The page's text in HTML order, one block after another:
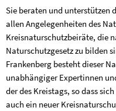
Sie beraten und unterstützen
allen Angelegenheiten des
Kreisnaturschutzbeiräte, die
Naturschutzgesetz zu bilden
Frankenberg besteht dieser
unabhängiger Expertinnen
der des Kreistags, so dass
auch ein neuer